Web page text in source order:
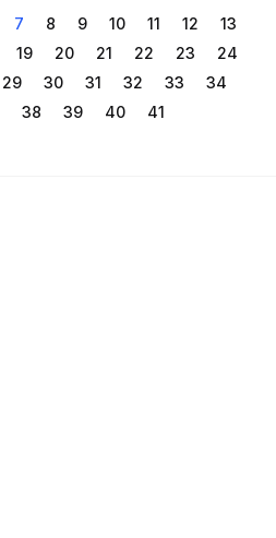
7 8 9 10 11 12
13
19 20 21 22 23
24
29 30 31 32 33
34
38 39 40 41